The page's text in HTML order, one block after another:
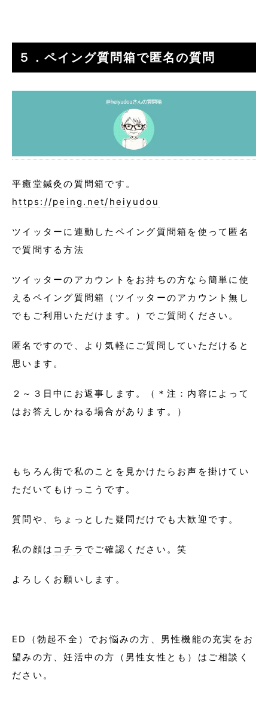
５．ペイング質問箱で匿名の質問
平癒堂鍼灸の質問箱です。
https://peing.net/heiyudou
ツイッターに連動したペイング質問箱を使って匿名
で質問する方法
ツイッターのアカウントをお持ちの方なら簡単に使
えるペイング質問箱（ツイッターのアカウント無し
でもご利用いただけます。）でご質問ください。
匿名ですので、より気軽にご質問していただけると
思います。
２～３日中にお返事します。（＊注：内容によって
はお答えしかねる場合があります。）
もちろん街で私のことを見かけたらお声を掛けてい
ただいてもけっこうです。
質問や、ちょっとした疑問だけでも大歓迎です。
私の顔は コチラ でご確認ください。笑
よろしくお願いします。
ED（勃起不全）でお悩みの方、男性機能の充実をお
望みの方、妊活中の方（男性女性とも）はご相談く
ださい。